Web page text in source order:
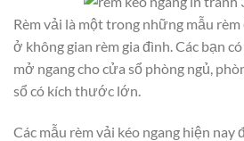
Rèm vải là một trong những mẫu
ở không gian rèm gia đình. Các bạn
mở ngang cho cửa sổ phòng ngủ,
sổ có kích thước lớn.
Các mẫu rèm vải kéo ngang hiện